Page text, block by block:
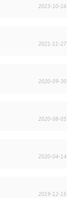
2023-10-16
2021-11-27
2020-09-30
2020-08-05
2020-04-14
2019-12-15